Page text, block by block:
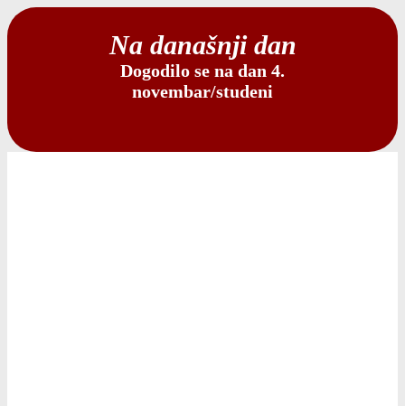
Na današnji dan
Dogodilo se na dan 4.
novembar/studeni